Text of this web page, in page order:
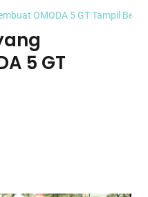
OMODA 5 GT Tampil Beda
5 GT